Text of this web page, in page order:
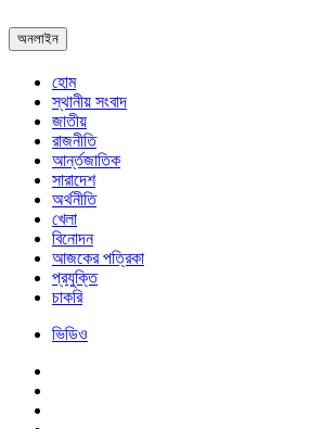
অনলাইন
হোম
স্থানীয় সংবাদ
জাতীয়
রাজনীতি
আর্ন্তজাতিক
সারাদেশ
অর্থনীতি
খেলা
বিনোদন
আজকের পত্রিকা
প্রযুক্তি
চাকরি
ভিডিও